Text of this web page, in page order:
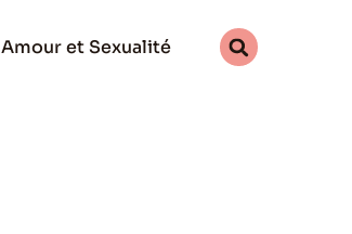
Amour et Sexualité